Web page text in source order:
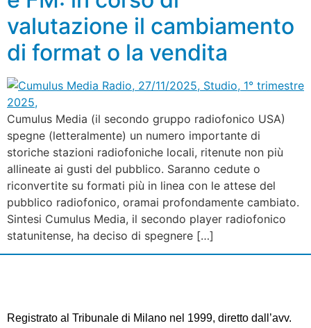
valutazione il cambiamento
di format o la vendita
Cumulus Media (il secondo gruppo radiofonico USA)
spegne (letteralmente) un numero importante di
storiche stazioni radiofoniche locali, ritenute non più
allineate ai gusti del pubblico. Saranno cedute o
riconvertite su formati più in linea con le attese del
pubblico radiofonico, oramai profondamente cambiato.
Sintesi Cumulus Media, il secondo player radiofonico
statunitense, ha deciso di spegnere […]
Registrato al Tribunale di Milano nel 1999, diretto dall’avv.